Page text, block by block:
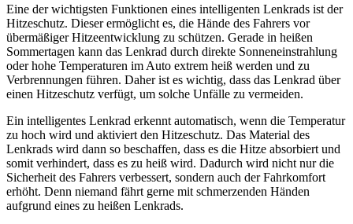
Eine der wichtigsten Funktionen eines intelligenten Lenkrads ist der
Hitzeschutz. Dieser ermöglicht es, die Hände des Fahrers vor
übermäßiger Hitzeentwicklung zu schützen. Gerade in heißen
Sommertagen kann das Lenkrad durch direkte Sonneneinstrahlung
oder hohe Temperaturen im Auto extrem heiß werden und zu
Verbrennungen führen. Daher ist es wichtig, dass das Lenkrad über
einen Hitzeschutz verfügt, um solche Unfälle zu vermeiden.
Ein intelligentes Lenkrad erkennt automatisch, wenn die Temperatur
zu hoch wird und aktiviert den Hitzeschutz. Das Material des
Lenkrads wird dann so beschaffen, dass es die Hitze absorbiert und
somit verhindert, dass es zu heiß wird. Dadurch wird nicht nur die
Sicherheit des Fahrers verbessert, sondern auch der Fahrkomfort
erhöht. Denn niemand fährt gerne mit schmerzenden Händen
aufgrund eines zu heißen Lenkrads.